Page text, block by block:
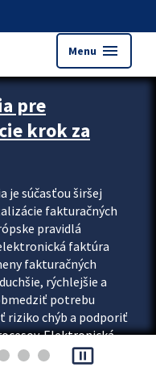
Menu menu
pre
krok za
je súčasťou širšej
fakturačných
pravidlá
faktúra
fakturačných
rýchlejšie a
potrebu
riziko chýb a podporiť
Elektronická
pause_presentation